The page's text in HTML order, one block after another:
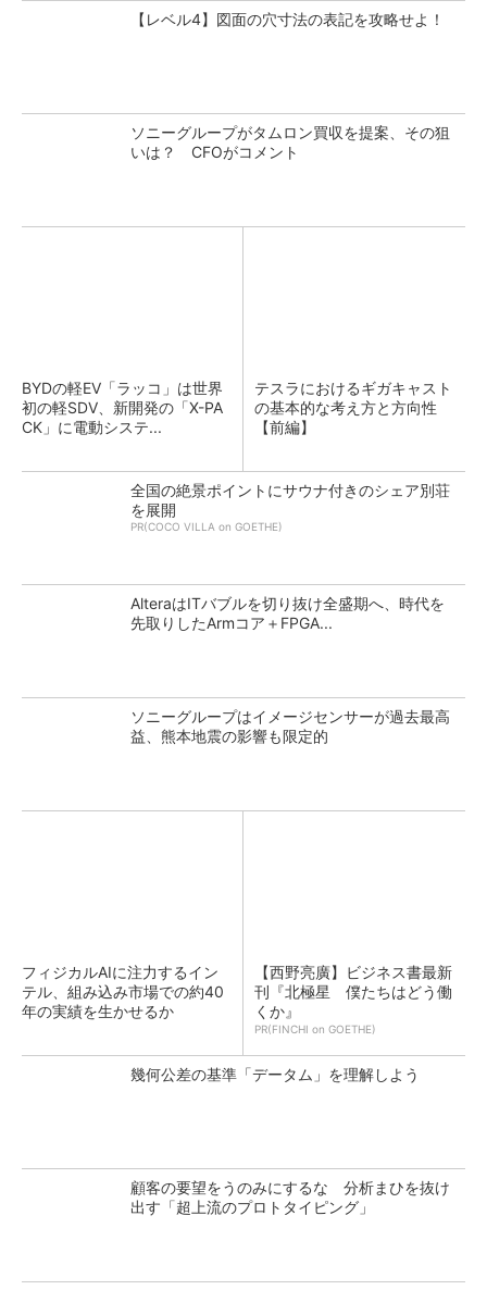
【レベル4】図面の穴寸法の表記を攻略せよ！
ソニーグループがタムロン買収を提案、その狙
いは？ CFOがコメント
BYDの軽EV「ラッコ」は世界
初の軽SDV、新開発の「X-PA
CK」に電動システ...
テスラにおけるギガキャスト
の基本的な考え方と方向性
【前編】
全国の絶景ポイントにサウナ付きのシェア別荘
を展開
PR(COCO VILLA on GOETHE)
AlteraはITバブルを切り抜け全盛期へ、時代を
先取りしたArmコア＋FPGA...
ソニーグループはイメージセンサーが過去最高
益、熊本地震の影響も限定的
フィジカルAIに注力するイン
テル、組み込み市場での約40
年の実績を生かせるか
【西野亮廣】ビジネス書最新
刊『北極星 僕たちはどう働
くか』
PR(FINCHI on GOETHE)
幾何公差の基準「データム」を理解しよう
顧客の要望をうのみにするな 分析まひを抜け
出す「超上流のプロトタイピング」